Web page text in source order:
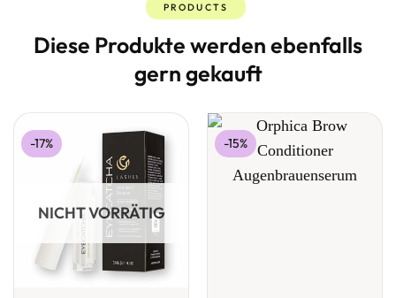
PRODUCTS
Diese Produkte werden ebenfalls
gern gekauft
-17%
NICHT VORRÄTIG
-15%